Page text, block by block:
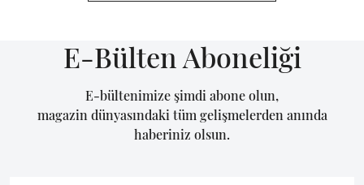
E-Bülten Aboneliği
E-bültenimize şimdi abone olun,
magazin dünyasındaki tüm gelişmelerden anında
haberiniz olsun.